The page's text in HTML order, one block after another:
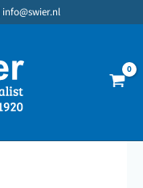
info@swier.nl